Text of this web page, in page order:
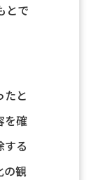
とで
たと
を確
する
の観